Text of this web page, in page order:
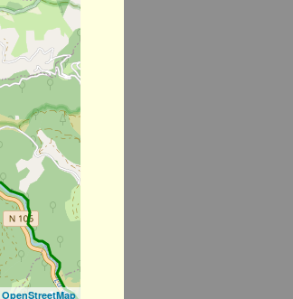
OpenStreetMap